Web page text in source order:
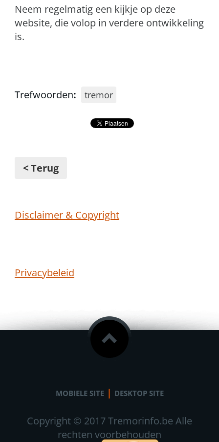
Neem regelmatig een kijkje op deze
website, die volop in verdere ontwikkeling
is.
Trefwoorden: tremor
< Terug
Disclaimer & Copyright
Privacybeleid
MOBIELE SITE | DESKTOP SITE
Copyright © 2017 Tremorinfo.be Alle
rechten voorbehouden